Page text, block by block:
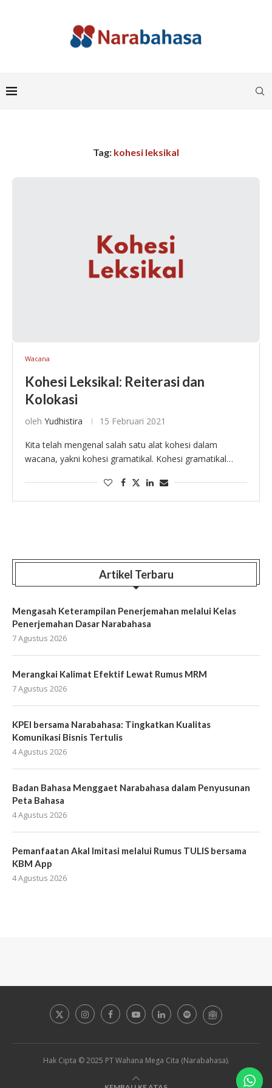
Tag: kohesi leksikal
Wacana
Kohesi Leksikal: Reiterasi dan
Kolokasi
oleh Yudhistira 15 Februari 2021
Kita telah mengenal salah satu alat kohesi dalam
wacana, yakni kohesi gramatikal. Kohesi gramatikal
konjungsi. Pada tulisan ini, saya akan membahas alat
kohesi lain, …
Artikel Terbaru
Mengasah Keterampilan Penerjemahan melalui Kelas
Penerjemahan Dasar Narabahasa
7 Agustus 2026
Merangkai Kalimat Efektif Lewat Rumus MRM
7 Agustus 2026
KPEI bersama Narabahasa: Tingkatkan Kualitas
Komunikasi Bisnis Tertulis
4 Agustus 2026
Badan Bahasa Menggaet Narabahasa dalam Penyusunan
Peta Bahasa
4 Agustus 2026
Pemanfaatan Akal Imitasi melalui Rumus TULIS bersama
KBM App
4 Agustus 2026
Hak Cipta © 2025 PT Wahana Mega Cita (Narabahasa).